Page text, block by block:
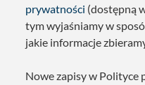
prywatności (dostępną
tym wyjaśniamy w
jakie informacje
Nowe zapisy w Polityce